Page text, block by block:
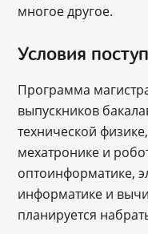
многое другое.
Условия
Программа
выпускников
технической
мехатронике и
оптоинформатике,
информатике и
планируется